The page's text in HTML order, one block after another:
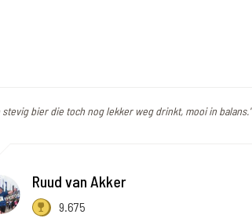
stevig bier die toch nog lekker weg drinkt, mooi in balans."
Ruud van Akker
9.675